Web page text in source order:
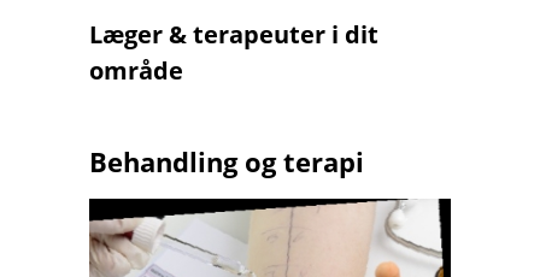
Læger & terapeuter i dit
område
Behandling og terapi